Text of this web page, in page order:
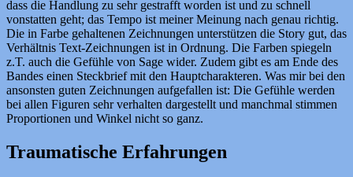
dass die Handlung zu sehr gestrafft worden ist und zu schnell
vonstatten geht; das Tempo ist meiner Meinung nach genau richtig.
Die in Farbe gehaltenen Zeichnungen unterstützen die Story gut, das
Verhältnis Text-Zeichnungen ist in Ordnung. Die Farben spiegeln
z.T. auch die Gefühle von Sage wider. Zudem gibt es am Ende des
Bandes einen Steckbrief mit den Hauptcharakteren. Was mir bei den
ansonsten guten Zeichnungen aufgefallen ist: Die Gefühle werden
bei allen Figuren sehr verhalten dargestellt und manchmal stimmen
Proportionen und Winkel nicht so ganz.
Traumatische Erfahrungen